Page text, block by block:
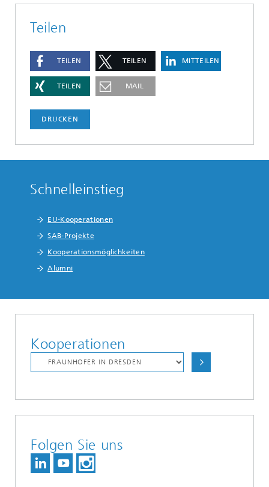
Teilen
TEILEN TEILEN MITTEILEN
TEILEN MAIL
DRUCKEN
Schnelleinstieg
EU-Kooperationen
SAB-Projekte
Kooperationsmöglichkeiten
Alumni
Kooperationen
Folgen Sie uns